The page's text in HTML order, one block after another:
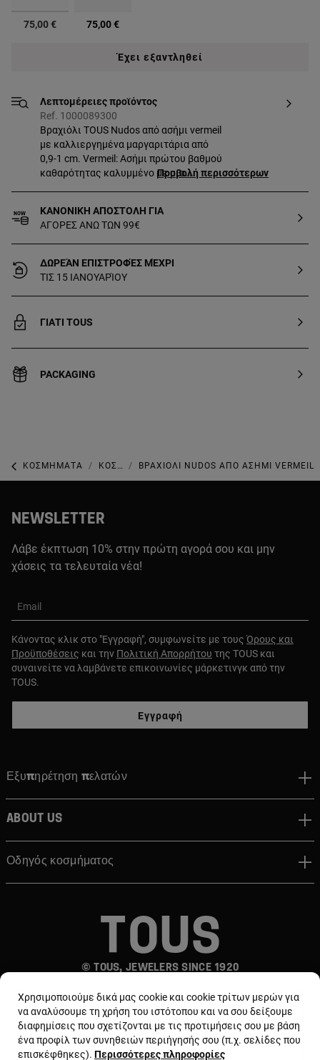
επιλεγμένα
75,00 € 75,00 €
Έχει εξαντληθεί
Λεπτομέρειες προϊόντος
Ref. 1000089300
Βραχιόλι TOUS Nudos από ασήμι vermeil
με καλλιεργημένα μαργαριτάρια από
0,9-1 cm. Vermeil: Ασήμι πρώτου βαθμού
καθαρότητας καλυμμένο με μιαΠροβολή περισσότερων
ΚΑΝΟΝΙΚΗ ΑΠΟΣΤΟΛΗ ΓΙΑ
ΑΓΟΡΕΣ ΑΝΩ ΤΩΝ 99€
ΔΩΡΕΆΝ ΕΠΙΣΤΡΟΦΈΣ ΜΈΧΡΙ
ΤΙΣ 15 ΙΑΝΟΥΑΡΊΟΥ
ΓΙΑΤΙ TOUS
PACKAGING
ΚΟΣΜΉΜΑΤΑ ΚΟΣΜΉΜΑΤΑ ΜΕ ΜΑΡΓΑΡΙΤΆΡΙΑ ΒΡΑΧΙΌΛΙ NUDOS ΑΠΌ ΑΣΉΜΙ VERMEIL
NEWSLETTER
Λάβε έκπτωση 10% στην πρώτη αγορά σου και μην
χάσεις τα τελευταία νέα!
Email
Κάνοντας κλικ στο "Εγγραφή", συμφωνείτε με τους Όρους και
Προϋποθέσεις και την Πολιτική Απορρήτου της TOUS και
συναινείτε να λαμβάνετε επικοινωνίες μάρκετινγκ από την
TOUS.
Εγγραφή
© TOUS, JEWELERS SINCE 1920
Εξυπηρέτηση πελατών
About us
Οδηγός κοσμήματος
Χρησιμοποιούμε δικά μας cookie και cookie τρίτων μερών για
να αναλύσουμε τη χρήση του ιστότοπου και να σου δείξουμε
διαφημίσεις που σχετίζονται με τις προτιμήσεις σου με βάση
ένα προφίλ των συνηθειών περιήγησής σου (π.χ. σελίδες που
επισκέφθηκες). Περισσότερες πληροφορίες